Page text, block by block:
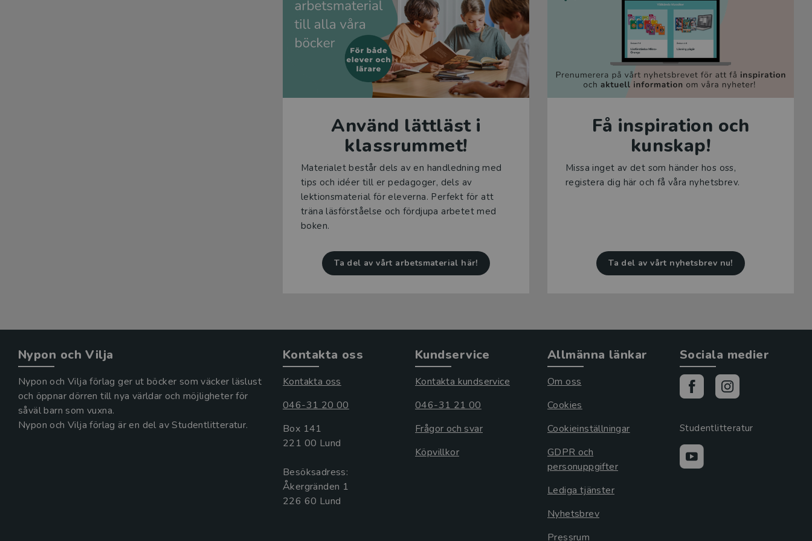
Använd lättläst i
klassrummet!
Materialet består dels av en handledning med
tips och idéer till er pedagoger, dels av
lektionsmaterial för eleverna. Perfekt för att
träna läsförståelse och fördjupa arbetet med
boken.
Ta del av vårt arbetsmaterial här!
Få inspiration och
kunskap!
Missa inget av det som händer hos oss,
registera dig här och få våra nyhetsbrev.
Ta del av vårt nyhetsbrev nu!
Nypon och Vilja
Nypon och Vilja förlag ger ut böcker som väcker läslust
och öppnar dörren till nya världar och möjligheter för
såväl barn som vuxna.
Nypon och Vilja förlag är en del av Studentlitteratur.
Kontakta oss
Kontakta oss
046-31 20 00
Box 141
221 00 Lund
Besöksadress:
Åkergränden 1
Kundservice
Kontakta kundservice
046-31 21 00
Frågor och svar
Köpvillkor
Allmänna länkar
Om oss
Cookies
Cookieinställningar
GDPR och
personuppgifter
Lediga tjänster
Nyhetsbrev
Pressrum
Sociala medier
Studentlitteratur